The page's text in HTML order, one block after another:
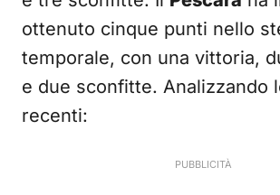
ottenuto cinque punti nello
temporale, con una vittoria,
e due sconfitte. Analizzando
recenti: